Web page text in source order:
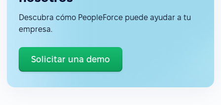
Descubra cómo PeopleForce puede ayudar a tu
empresa.
Solicitar una demo